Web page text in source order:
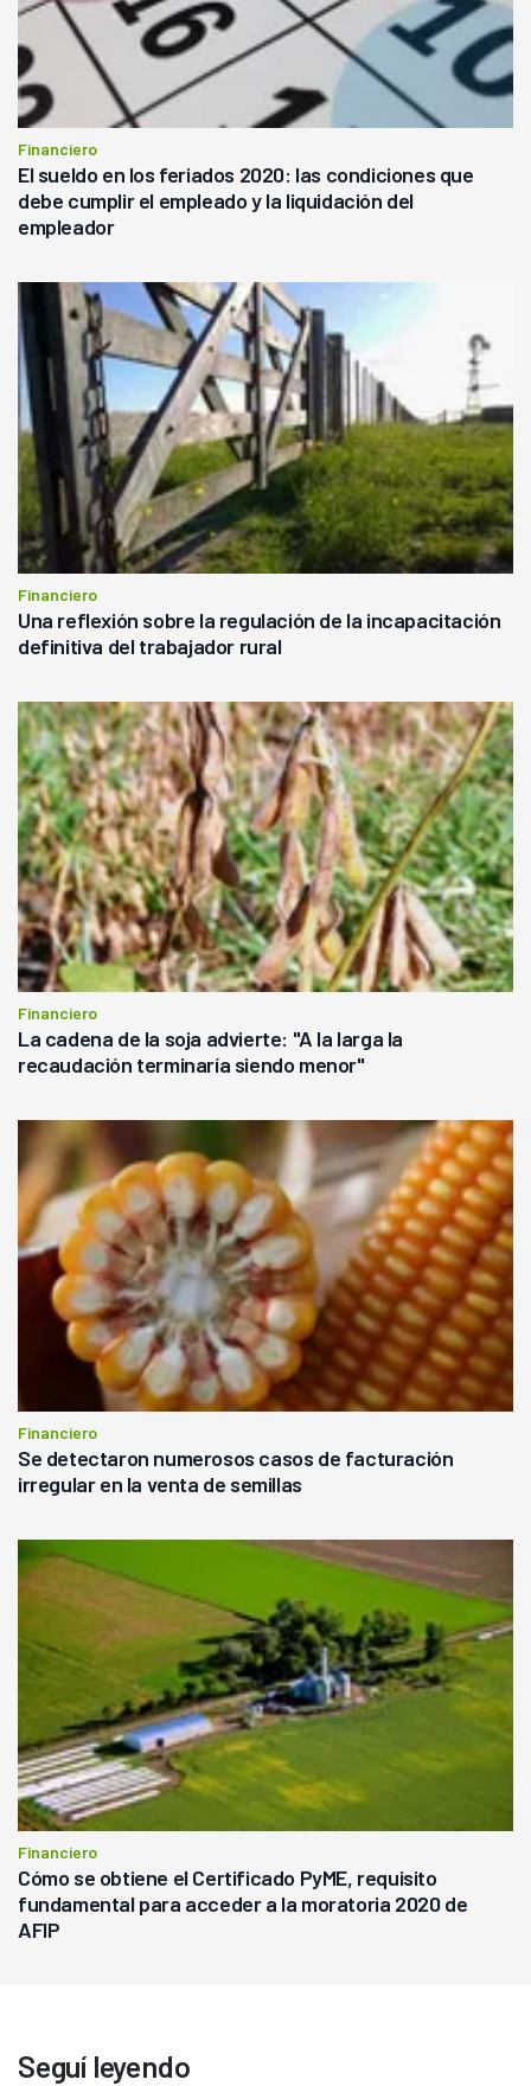
Financiero
El sueldo en los feriados 2020: las condiciones que
debe cumplir el empleado y la liquidación del
empleador
Financiero
Una reflexión sobre la regulación de la incapacitación
definitiva del trabajador rural
Financiero
La cadena de la soja advierte: "A la larga la
recaudación terminaría siendo menor"
Financiero
Se detectaron numerosos casos de facturación
irregular en la venta de semillas
Financiero
Cómo se obtiene el Certificado PyME, requisito
fundamental para acceder a la moratoria 2020 de
AFIP
Seguí leyendo